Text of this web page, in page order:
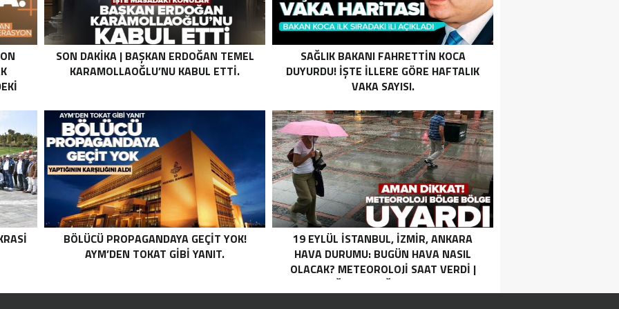
.
SON DAKIKA | BAŞKAN ERDOĞAN TEMEL
KARAMOLLAOĞLU’NU KABUL ETTI.
SAĞLIK BAKANI FAHRETTIN KOCA
DUYURDU! İŞTE ILLERE GÖRE HAFTALIK
VAKA SAYISI.
BÖLÜCÜ PROPAGANDAYA GEÇIT YOK!
AYM’DEN TOKAT GIBI YANIT.
19 EYLÜL İSTANBUL, İZMIR, ANKARA
HAVA DURUMU: BUGÜN HAVA NASIL
OLACAK? METEOROLOJI SAAT VERDI |
SAĞANAK YAĞIŞ UYARISI.